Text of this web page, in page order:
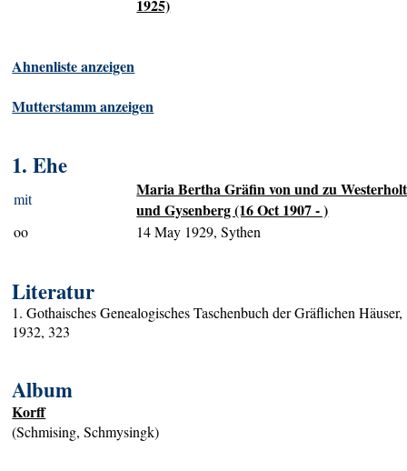
1925)
Ahnenliste anzeigen
Mutterstamm anzeigen
1. Ehe
mit
Maria Bertha Gräfin von und zu Westerholt
und Gysenberg (16 Oct 1907 - )
oo 14 May 1929, Sythen
Literatur
1. Gothaisches Genealogisches Taschenbuch der Gräflichen Häuser,
1932, 323
Album
Korff
(Schmising, Schmysingk)